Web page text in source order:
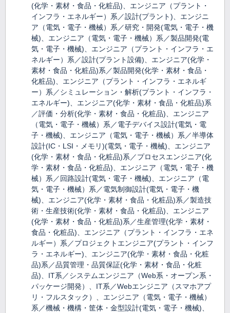
(化学・素材・食品・化粧品)、エンジニア（プラント・
インフラ・エネルギー）系／設計(プラント)、エンジニ
ア（電気・電子・機械）系／研究・開発(電気・電子・機
械)、エンジニア（電気・電子・機械）系／製品開発(電
気・電子・機械)、エンジニア（プラント・インフラ・エ
ネルギー）系／設計(プラント設備)、エンジニア(化学・
素材・食品・化粧品)系／製品開発(化学・素材・食品・
化粧品)、エンジニア（プラント・インフラ・エネルギ
ー）系／シミュレーション・解析(プラント・インフラ・
エネルギー)、エンジニア(化学・素材・食品・化粧品)系
／評価・分析(化学・素材・食品・化粧品)、エンジニア
（電気・電子・機械）系／電子デバイス設計(電気・電
子・機械)、エンジニア（電気・電子・機械）系／半導体
設計(IC・LSI・メモリ)(電気・電子・機械)、エンジニア
(化学・素材・食品・化粧品)系／プロセスエンジニア(化
学・素材・食品・化粧品)、エンジニア（電気・電子・機
械）系／回路設計(電気・電子・機械)、エンジニア（電
気・電子・機械）系／電気制御設計(電気・電子・機
械)、エンジニア(化学・素材・食品・化粧品)系／製造技
術・生産技術(化学・素材・食品・化粧品)、エンジニア
(化学・素材・食品・化粧品)系／生産管理(化学・素材・
食品・化粧品)、エンジニア（プラント・インフラ・エネ
ルギー）系／プロジェクトエンジニア(プラント・インフ
ラ・エネルギー)、エンジニア(化学・素材・食品・化粧
品)系／品質管理・品質保証(化学・素材・食品・化粧
品)、IT系／システムエンジニア（Web系・オープン系・
パッケージ開発）、IT系／Webエンジニア（スマホアプ
リ・フルスタック）、エンジニア（電気・電子・機械）
系／機械・機構・筐体・金型設計(電気・電子・機械)、